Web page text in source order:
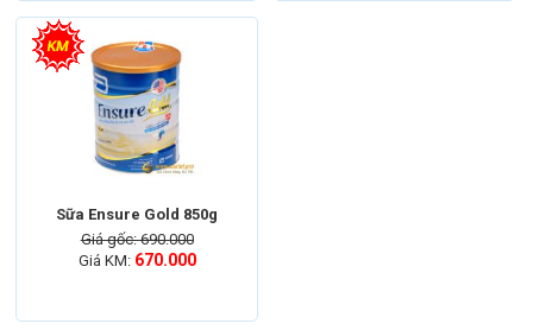
Sữa Ensure Gold 850g
Giá gốc: 690.000
Giá KM: 670.000